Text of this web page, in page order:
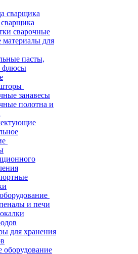
сварщика
сварочные
для
пасты,
флюсы
занавесы
полотна и
и печи
для хранения